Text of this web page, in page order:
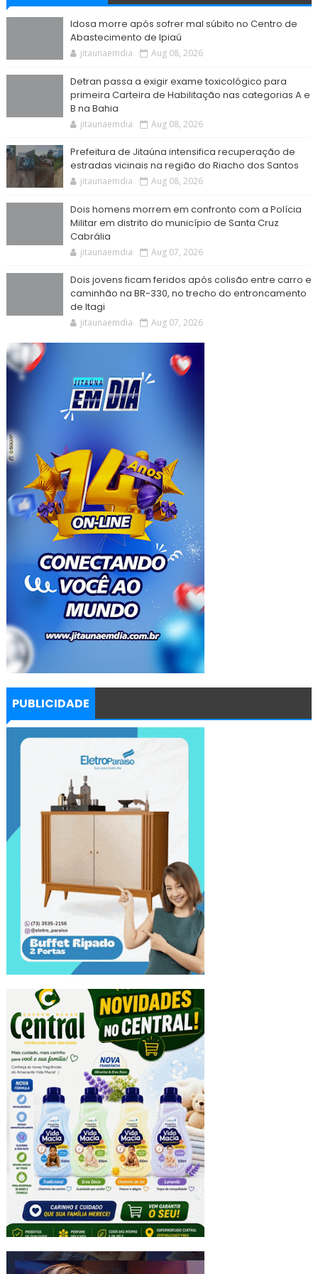
Idosa morre após sofrer mal súbito no Centro de
Abastecimento de Ipiaú
jitaunaemdia Aug 08, 2026
Detran passa a exigir exame toxicológico para
primeira Carteira de Habilitação nas categorias A e
B na Bahia
jitaunaemdia Aug 08, 2026
Prefeitura de Jitaúna intensifica recuperação de
estradas vicinais na região do Riacho dos Santos
jitaunaemdia Aug 08, 2026
Dois homens morrem em confronto com a Polícia
Militar em distrito do município de Santa Cruz
Cabrália
jitaunaemdia Aug 07, 2026
Dois jovens ficam feridos após colisão entre carro e
caminhão na BR-330, no trecho do entroncamento
de Itagi
jitaunaemdia Aug 07, 2026
PUBLICIDADE